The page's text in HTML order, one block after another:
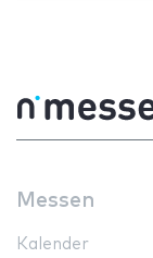
Messen
Kalender